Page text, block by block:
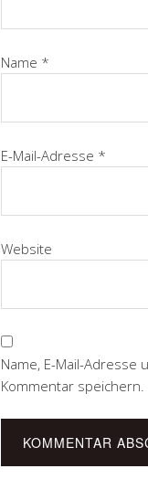
Name *
E-Mail-Adresse *
Website
Name, E-Mail-
Kommentar speichern.